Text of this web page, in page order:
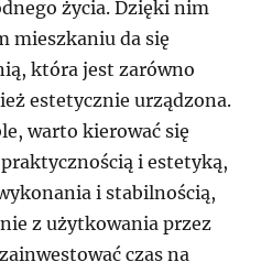
życia. Dzięki nim
mieszkaniu da się
która jest zarówno
estetycznie urządzona.
warto kierować się
i estetyką,
i stabilnością,
z użytkowania przez
czas na